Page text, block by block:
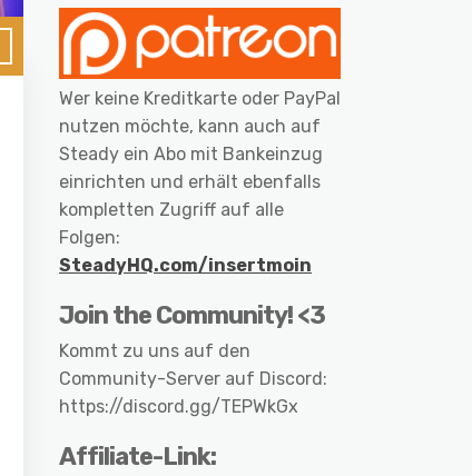
Wer keine Kreditkarte oder PayPal
nutzen möchte, kann auch auf
Steady ein Abo mit Bankeinzug
einrichten und erhält ebenfalls
kompletten Zugriff auf alle
Folgen:
SteadyHQ.com/insertmoin
Join the Community! <3
Kommt zu uns auf den
Community-Server auf Discord:
https://discord.gg/TEPWkGx
Affiliate-Link: